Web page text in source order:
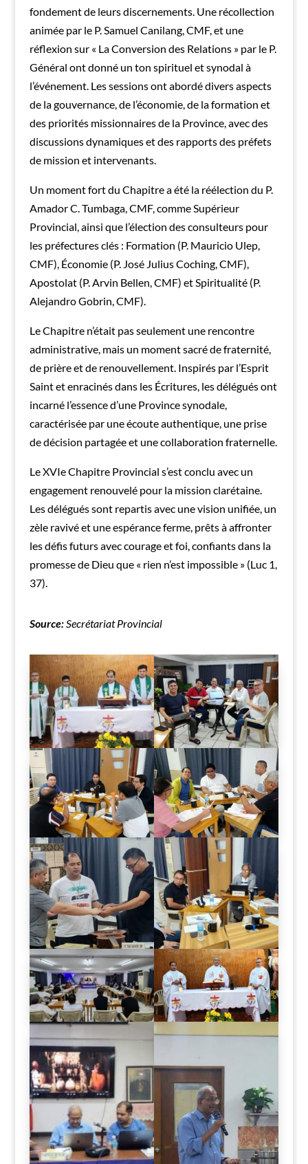
fondement de leurs discernements. Une récollection
animée par le P. Samuel Canilang, CMF, et une
réflexion sur « La Conversion des Relations » par le P.
Général ont donné un ton spirituel et synodal à
l’événement. Les sessions ont abordé divers aspects
de la gouvernance, de l’économie, de la formation et
des priorités missionnaires de la Province, avec des
discussions dynamiques et des rapports des préfets
de mission et intervenants.
Un moment fort du Chapitre a été la réélection du P.
Amador C. Tumbaga, CMF, comme Supérieur
Provincial, ainsi que l’élection des consulteurs pour
les préfectures clés : Formation (P. Mauricio Ulep,
CMF), Économie (P. José Julius Coching, CMF),
Apostolat (P. Arvin Bellen, CMF) et Spiritualité (P.
Alejandro Gobrin, CMF).
Le Chapitre n’était pas seulement une rencontre
administrative, mais un moment sacré de fraternité,
de prière et de renouvellement. Inspirés par l’Esprit
Saint et enracinés dans les Écritures, les délégués ont
incarné l’essence d’une Province synodale,
caractérisée par une écoute authentique, une prise
de décision partagée et une collaboration fraternelle.
Le XVIe Chapitre Provincial s’est conclu avec un
engagement renouvelé pour la mission clarétaine.
Les délégués sont repartis avec une vision unifiée, un
zèle ravivé et une espérance ferme, prêts à affronter
les défis futurs avec courage et foi, confiants dans la
promesse de Dieu que « rien n’est impossible » (Luc 1,
37).
Source:Secrétariat Provincial